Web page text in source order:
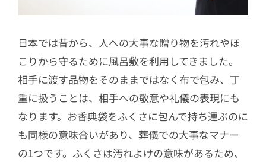
日本では昔から、人への大事な贈り物を汚れやほ
こりから守るために風呂敷を利用してきました。
相手に渡す品物をそのままではなく布で包み、丁
重に扱うことは、相手への敬意や礼儀の表現にも
なります。お香典袋をふくさに包んで持ち運ぶのに
も同様の意味合いがあり、葬儀での大事なマナー
の1つです。ふくさは汚れよけの意味があるため、